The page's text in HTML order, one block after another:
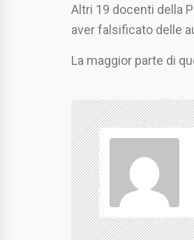
Altri 19 docenti della
aver falsificato delle
La maggior parte di